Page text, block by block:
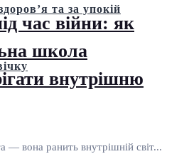
та за упокій
час війни: як
школа
внутрішню
— вона ранить внутрішній світ...